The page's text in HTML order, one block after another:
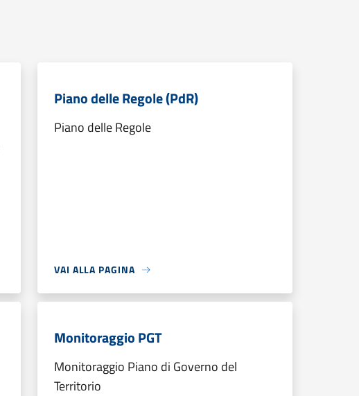
Piano delle Regole (PdR)
Piano delle Regole
VAI ALLA PAGINA
Monitoraggio PGT
Monitoraggio Piano di Governo del
Territorio